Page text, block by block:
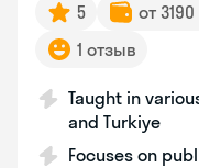
5 от
1 отзыв
Taught in
and Turkiye
Focuses on